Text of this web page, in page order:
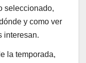
seleccionado,
y como ver
interesan.
la temporada,